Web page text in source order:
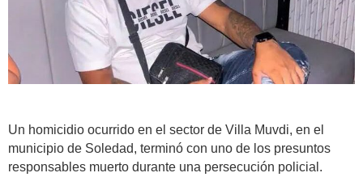
Un homicidio ocurrido en el sector de Villa Muvdi, en el
municipio de Soledad, terminó con uno de los presuntos
responsables muerto durante una persecución policial.